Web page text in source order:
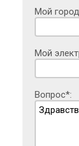
Мой
Мой
Вопрос*: